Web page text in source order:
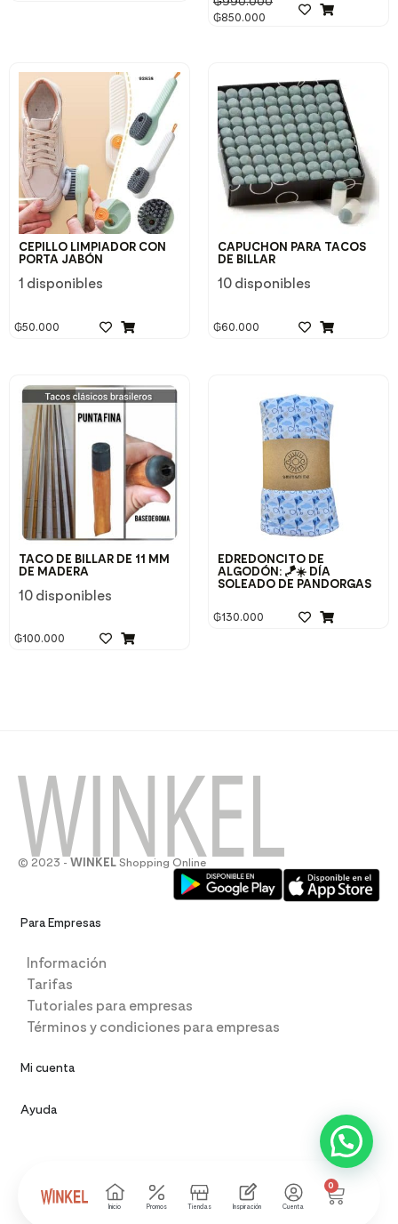
Inicio Promos Tiendas Inspiración Cuenta
0
₲850.000
CEPILLO LIMPIADOR CON
PORTA JABÓN
1 disponibles
₲50.000
CAPUCHON PARA TACOS
DE BILLAR
10 disponibles
₲60.000
TACO DE BILLAR DE 11 MM
DE MADERA
10 disponibles
₲100.000
EDREDONCITO DE
ALGODÓN: 🪁☀️ DÍA
SOLEADO DE PANDORGAS
₲130.000
© 2023 - WINKEL Shopping Online
Para Empresas
Información
Tarifas
Tutoriales para empresas
Términos y condiciones para empresas
Mi cuenta
Ayuda